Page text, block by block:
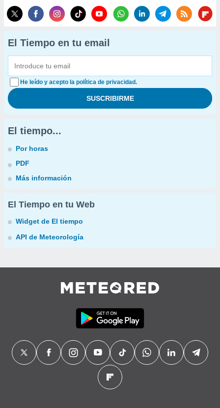
El Tiempo en tu email
He leído y acepto la política de privacidad.
El tiempo...
Por horas
PDF
Más información
El Tiempo en tu Web
Widget de El tiempo
API de Meteorología